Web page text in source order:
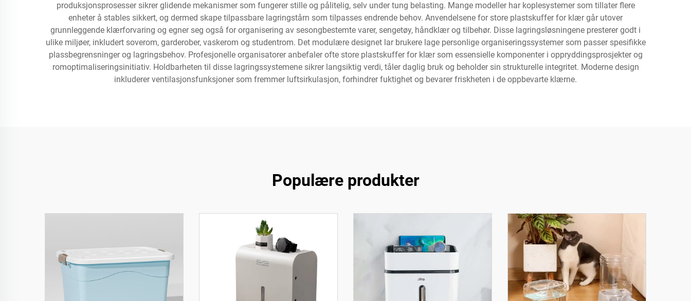
produksjonsprosesser sikrer glidende mekanismer som fungerer stille og pålitelig, selv under tung belasting. Mange modeller har koplesystemer som tillater flere
enheter å stables sikkert, og dermed skape tilpassbare lagringstårn som tilpasses endrende behov. Anvendelsene for store plastskuffer for klær går utover
grunnleggende klærforvaring og egner seg også for organisering av sesongbestemte varer, sengetøy, håndklær og tilbehør. Disse lagringsløsningene presterer godt i
ulike miljøer, inkludert soverom, garderober, vaskerom og studentrom. Det modulære designet lar brukere lage personlige organiseringssystemer som passer spesifikke
plassbegrensninger og lagringsbehov. Profesjonelle organisatorer anbefaler ofte store plastskuffer for klær som essensielle komponenter i oppryddingsprosjekter og
romoptimaliseringsinitiativ. Holdbarheten til disse lagringssystemene sikrer langsiktig verdi, tåler daglig bruk og beholder sin strukturelle integritet. Moderne design
inkluderer ventilasjonsfunksjoner som fremmer luftsirkulasjon, forhindrer fuktighet og bevarer friskheten i de oppbevarte klærne.
Populære produkter